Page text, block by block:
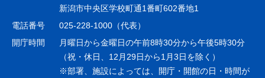
シ
ョ
新潟市中央区学校町通1番町602番地1
電話番号
025-228-1000（代表）
開庁時間
月曜日から金曜日の午前8時30分から午後5時30分
（祝・休日、12月29日から1月3日を除く）
※部署、施設によっては、開庁・開館の日・時間が